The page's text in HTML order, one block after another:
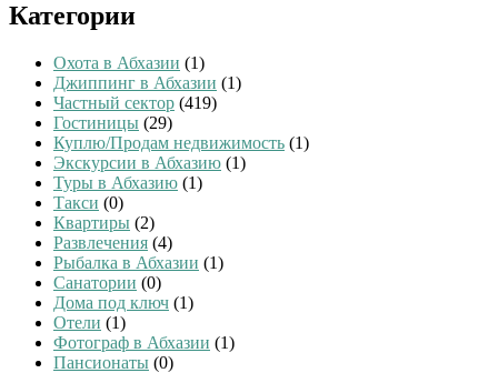
Категории
Охота в Абхазии (1)
Джиппинг в Абхазии (1)
Частный сектор (419)
Гостиницы (29)
Куплю/Продам недвижимость (1)
Экскурсии в Абхазию (1)
Туры в Абхазию (1)
Такси (0)
Квартиры (2)
Развлечения (4)
Рыбалка в Абхазии (1)
Санатории (0)
Дома под ключ (1)
Отели (1)
Фотограф в Абхазии (1)
Пансионаты (0)